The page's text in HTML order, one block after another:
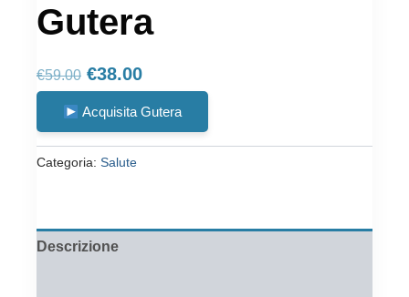
Gutera
€59.00 Il
originale
era:
€38.00Il
attuale
Acquisita Gutera
Categoria: Salute
Descrizione